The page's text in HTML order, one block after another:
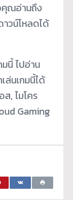
คุณอ่านถึง
วน์โหลดได้
นี้ ไปอ่าน
ล่นเกมนี้ได้
, ไมโคร
Gaming